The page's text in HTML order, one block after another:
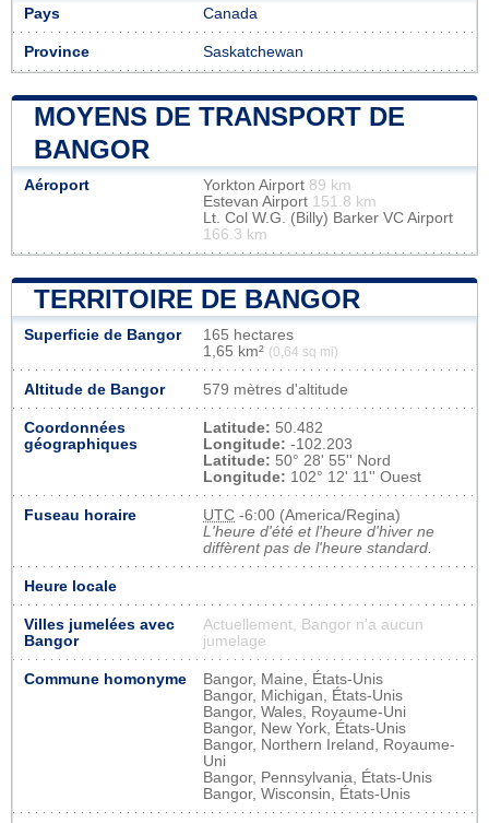
Pays Canada
Province Saskatchewan
MOYENS DE TRANSPORT DE
BANGOR
Aéroport Yorkton Airport 89 km
Estevan Airport 151.8 km
Lt. Col W.G. (Billy) Barker VC Airport
166.3 km
TERRITOIRE DE BANGOR
Superficie de Bangor
165 hectares
1,65 km² (0,64 sq mi)
Altitude de Bangor 579 mètres d'altitude
Coordonnées
géographiques
Latitude: 50.482
Longitude: -102.203
Latitude: 50° 28' 55'' Nord
Longitude: 102° 12' 11'' Ouest
Fuseau horaire UTC -6:00 (America/Regina)
L'heure d'été et l'heure d'hiver ne
diffèrent pas de l'heure standard.
Heure locale
Villes jumelées avec
Bangor
Actuellement, Bangor n'a aucun
jumelage
Commune homonyme
Bangor, Maine, États-Unis
Bangor, Michigan, États-Unis
Bangor, Wales, Royaume-Uni
Bangor, New York, États-Unis
Bangor, Northern Ireland, Royaume-
Uni
Bangor, Pennsylvania, États-Unis
Bangor, Wisconsin, États-Unis